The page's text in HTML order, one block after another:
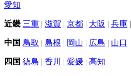
愛知
近畿 三重 | 滋賀 | 京都 | 大阪 | 兵庫 |
中国 鳥取 | 島根 | 岡山 | 広島 | 山口
四国 徳島 | 香川 | 愛媛 | 高知